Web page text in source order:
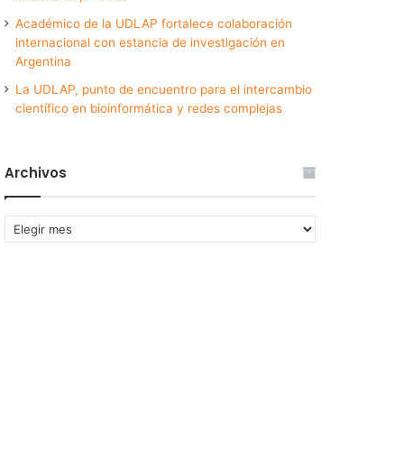
Académico de la UDLAP fortalece colaboración
internacional con estancia de investigación en
Argentina
La UDLAP, punto de encuentro para el intercambio
científico en bioinformática y redes complejas
Archivos
Archivos